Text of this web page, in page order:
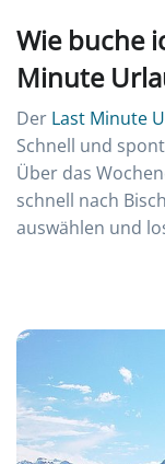
Wie buche
Minute
Der Last Minute
Schnell und
Über das
schnell nach
auswählen und